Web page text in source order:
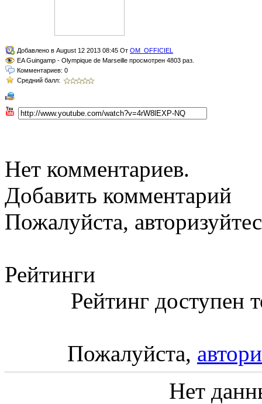
Добавлено в August 12 2013 08:45 От OM_OFFICIEL
EA Guingamp - Olympique de Marseille просмотрен 4803 раз.
Комментариев: 0
Средний балл:
Нет комментариев.
Добавить комментарий
Пожалуйста,
Рейтинги
Рейтинг доступен
Пожалуйста,
Нет